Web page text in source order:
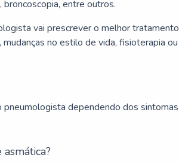
entre outros.
vai prescrever o melhor tratamento
no estilo de vida, fisioterapia ou
dependendo dos sintomas